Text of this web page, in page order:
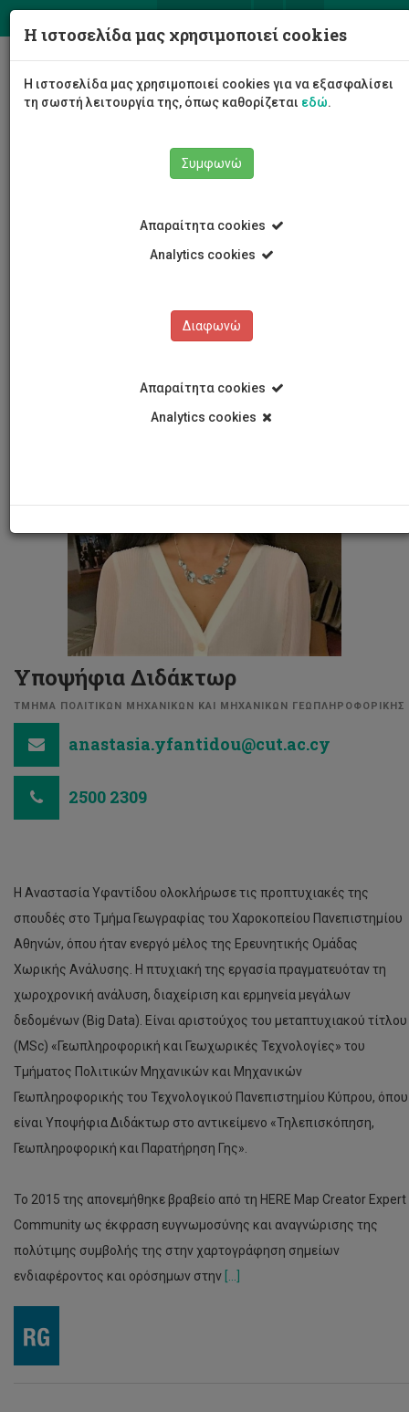
Σχολή Μηχανικής και Τεχνολογίας
Τμήμα Πολιτικών Μηχανικών και Μηχανικών
Αναστασία Υφαντίδου
Αναστασία Υφαντίδου
Υποψήφια Διδάκτωρ
ΤΜΗΜΑ ΠΟΛΙΤΙΚΩΝ ΜΗΧΑΝΙΚΩΝ ΚΑΙ ΜΗΧΑΝΙΚΩΝ ΓΕΩΠΛΗΡΟΦΟΡΙΚΗΣ
anastasia.yfantidou@cut.ac.cy
2500 2309
Η Αναστασία Υφαντίδου ολοκλήρωσε τις προπτυχιακές της
σπουδές στο Τμήμα Γεωγραφίας του Χαροκοπείου Πανεπιστημίου
Αθηνών, όπου ήταν ενεργό μέλος της Ερευνητικής Ομάδας
Χωρικής Ανάλυσης. Η πτυχιακή της εργασία πραγματευόταν τη
χωροχρονική ανάλυση, διαχείριση και ερμηνεία μεγάλων
δεδομένων (Big Data). Είναι αριστούχος του μεταπτυχιακού τίτλου
(MSc) «Γεωπληροφορική και Γεωχωρικές Τεχνολογίες» του
Τμήματος Πολιτικών Μηχανικών και Μηχανικών
Γεωπληροφορικής του Τεχνολογικού Πανεπιστημίου Κύπρου, όπου
είναι Υποψήφια Διδάκτωρ στο αντικείμενο «Τηλεπισκόπηση,
Γεωπληροφορική και Παρατήρηση Γης».
Το 2015 της απονεμήθηκε βραβείο από τη HERE Map Creator Expert
Community ως έκφραση ευγνωμοσύνης και αναγνώρισης της
πολύτιμης συμβολής της στην χαρτογράφηση σημείων
ενδιαφέροντος και ορόσημων στην
Η ιστοσελίδα μας χρησιμοποιεί cookies
Η ιστοσελίδα μας χρησιμοποιεί cookies για να εξασφαλίσει
τη σωστή λειτουργία της, όπως καθορίζεται εδώ.
Συμφωνώ
Απαραίτητα cookies
Analytics cookies
Διαφωνώ
Απαραίτητα cookies
Analytics cookies